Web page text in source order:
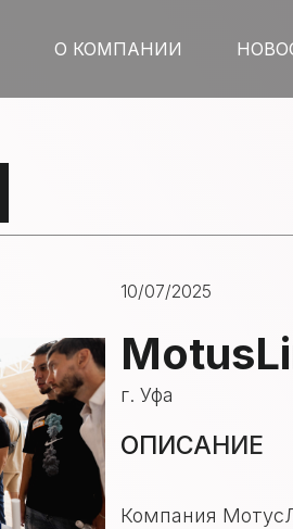
О КОМПАНИИ
10/07/2025
Компания
ОПИСАНИЕ
г. Уфа